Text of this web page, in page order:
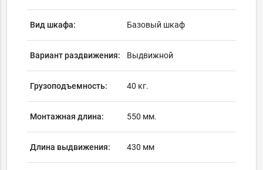
Вид шкафа: Базовый шкаф
Вариант раздвижения: Выдвижной
Грузоподъемность: 40 кг.
Монтажная длина: 550 мм.
Длина выдвижения: 430 мм